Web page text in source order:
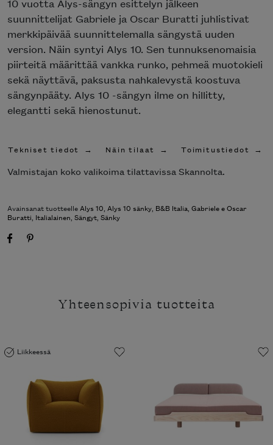
10 vuotta Alys-sängyn esittelyn jälkeen
suunnittelijat Gabriele ja Oscar Buratti juhlistivat
merkkipäivää suunnittelemalla sängystä uuden
version. Näin syntyi Alys 10. Sen tunnuksenomaisia
piirteitä määrittää vankka runko, pehmeä muotokieli
sekä näyttävä, paksusta nahkalevystä koostuva
sängynpääty. Alys 10 -sängyn ilme on hillitty,
elegantti sekä hienostunut.
Tekniset tiedot Näin tilaat Toimitustiedot
Valmistajan koko valikoima tilattavissa Skannolta.
Avainsanat tuotteelleAlys 10, Alys 10 sänky, B&B Italia, Gabriele e Oscar
Buratti, Italialainen, Sängyt, Sänky
Yhteensopivia tuotteita
Liikkeessä